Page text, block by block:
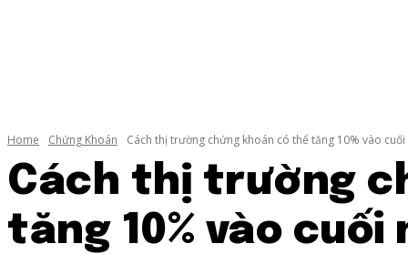
Home Chứng Khoán Cách thị trường chứng khoán có thể tăng 10% vào cuối
Cách thị trường
tăng 10% vào